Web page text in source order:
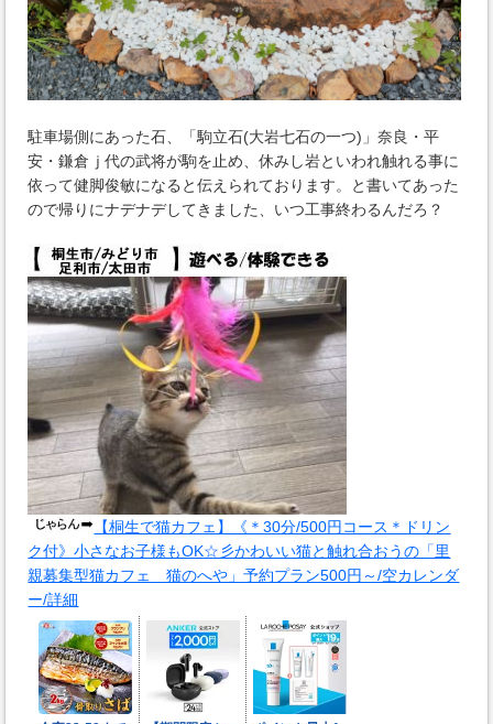
駐車場側にあった石、「駒立石(大岩七石の一つ)」奈良・平
安・鎌倉ｊ代の武将が駒を止め、休みし岩といわれ触れる事に
依って健脚俊敏になると伝えられております。と書いてあった
ので帰りにナデナデしてきました、いつ工事終わるんだろ？
【桐生で猫カフェ】《＊30分/500円コース＊ドリン
ク付》小さなお子様もOK☆彡かわいい猫と触れ合おうの「里
親募集型猫カフェ 猫のへや」予約プラン500円～/空カレンダ
ー/詳細